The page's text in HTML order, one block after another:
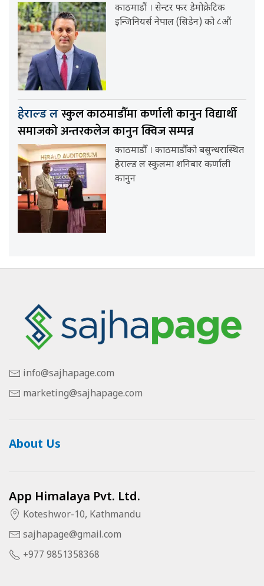
काठमाडौं । सेन्टर फर डेमोक्रेटिक
इन्जिनियर्स नेपाल (सिडेन) को ८औं
हेराल्ड लस्कुल काठमाडौँमा कर्णाली कानुन विद्यार्थी
समाजको अन्तरकलेज कानुन क्विज सम्पन्न
काठमाडौँ । काठमाडौँको बसुन्धरास्थित
हेराल्ड ल स्कुलमा शनिबार कर्णाली
कानुन
info@sajhapage.com
marketing@sajhapage.com
About Us
App Himalaya Pvt. Ltd.
Koteshwor-10, Kathmandu
sajhapage@gmail.com
+977 9851358368